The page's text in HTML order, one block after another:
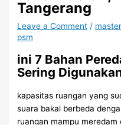
Tangerang
Leave a Comment /
psm
ini 7 Bahan
Sering
kapasitas ruangan yang
suara bakal berbeda
ruangan mampu meredam